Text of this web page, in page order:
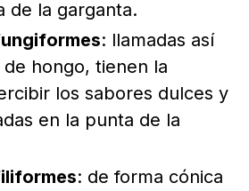
de la garganta.
: llamadas así
hongo, tienen la
los sabores dulces y
en la punta de la
: de forma cónica